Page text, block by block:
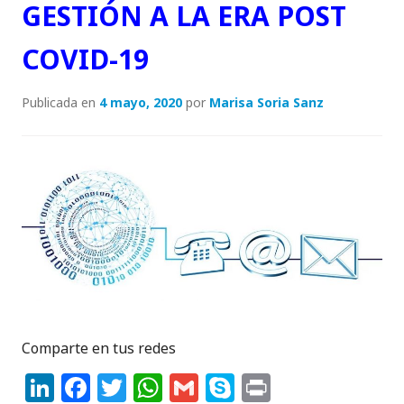
GESTIÓN A LA ERA POST
COVID-19
Publicada en 4 mayo, 2020 por Marisa Soria Sanz
Comparte en tus redes
Li F T W G S